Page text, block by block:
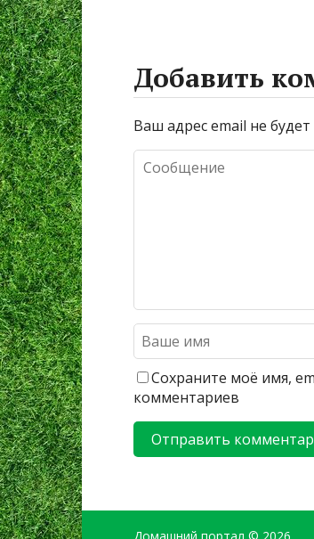
Добавить
Ваш адрес email не
Сохраните моё имя,
комментариев